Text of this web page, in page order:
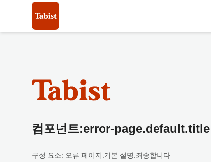
컴포넌트:error-page.default.title
구성 요소: 오류 페이지.기본 설명.죄송합니다